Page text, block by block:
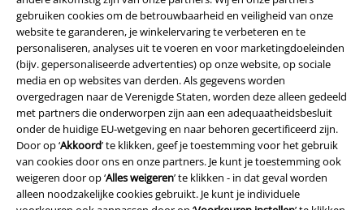
gebruiken cookies om de betrouwbaarheid en veiligheid van onze
website te garanderen, je winkelervaring te verbeteren en te
personaliseren, analyses uit te voeren en voor marketingdoeleinden
(bijv. gepersonaliseerde advertenties) op onze website, op sociale
media en op websites van derden. Als gegevens worden
overgedragen naar de Verenigde Staten, worden deze alleen gedeeld
met partners die onderworpen zijn aan een adequaatheidsbesluit
onder de huidige EU-wetgeving en naar behoren gecertificeerd zijn.
Door op ‘Akkoord’ te klikken, geef je toestemming voor het gebruik
van cookies door ons en onze partners. Je kunt je toestemming ook
weigeren door op ‘Alles weigeren’ te klikken - in dat geval worden
alleen noodzakelijke cookies gebruikt. Je kunt je individuele
Legal
Algemene Voorwaarden
Bedrijfsgegevens
Privacyverklaring